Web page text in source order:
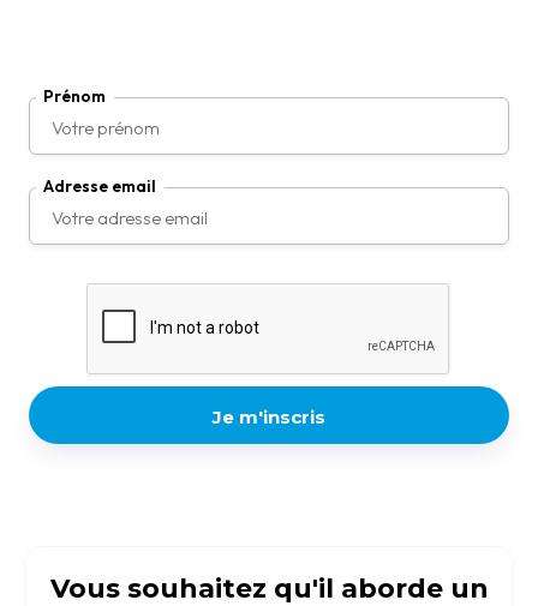
Prénom
Adresse email
Vous souhaitez qu'il aborde un